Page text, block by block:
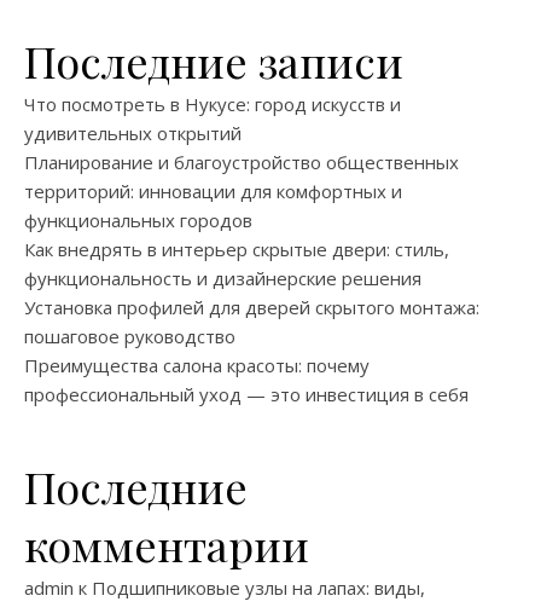
Последние записи
Что посмотреть в Нукусе: город искусств и
удивительных открытий
Планирование и благоустройство общественных
территорий: инновации для комфортных и
функциональных городов
Как внедрять в интерьер скрытые двери: стиль,
функциональность и дизайнерские решения
Установка профилей для дверей скрытого монтажа:
пошаговое руководство
Преимущества салона красоты: почему
профессиональный уход — это инвестиция в себя
Последние
комментарии
admin к Подшипниковые узлы на лапах: виды,